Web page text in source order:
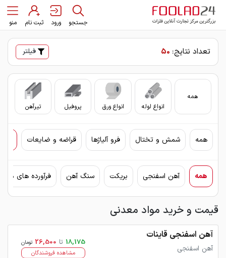
جستجو ورود ثبت نام منو
تعداد نتایج: 50 فیلتر
همه
انواع لوله
انواع ورق پروفیل تیرآهن
همه شمش و تختال فرو آلیاژها قراضه و ضایعات
همه آهن اسفنجی بریکت سنگ آهن فرآورده های
قیمت و خرید مواد معدنی
آهن اسفنجی قاینات
آهن اسفنجی
18,175 تا 26,500 تومان
مشاهده فروشندگان